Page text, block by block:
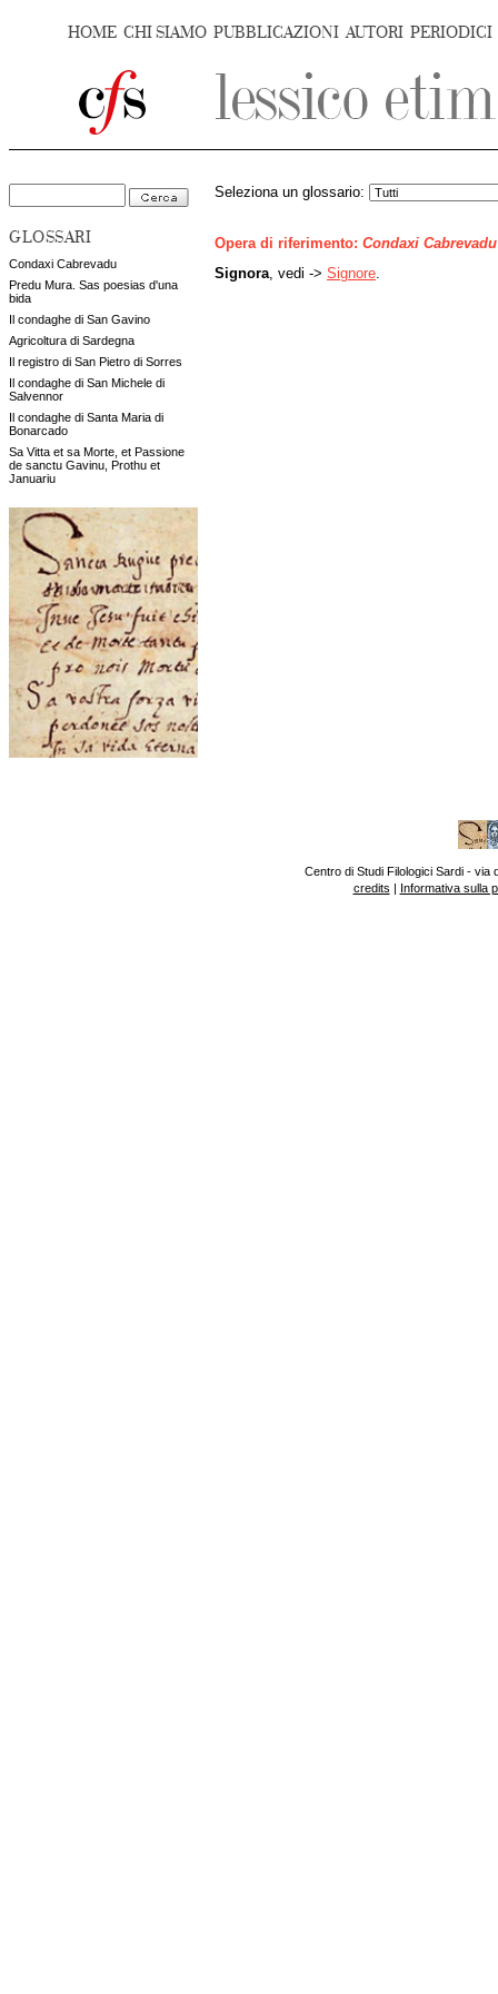
HOME CHI SIAMO PUBBLICAZIONI AUTORI PERIODICI
GLOSSARI
Condaxi Cabrevadu
Predu Mura. Sas poesias d'una
bida
Il condaghe di San Gavino
Agricoltura di Sardegna
Il registro di San Pietro di Sorres
Il condaghe di San Michele di
Salvennor
Il condaghe di Santa Maria di
Bonarcado
Sa Vitta et sa Morte, et Passione
de sanctu Gavinu, Prothu et
Januariu
Seleziona un glossario:
Opera di riferimento: Condaxi Cabrevadu
Signora , vedi -> Signore
Centro di Studi Filologici Sardi - via
credits | Informativa sulla